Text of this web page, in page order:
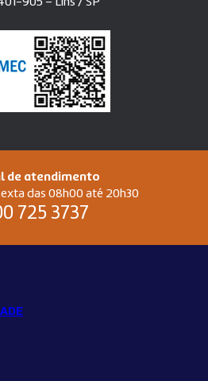
de atendimento
das 08h00 até 20h30
725 3737